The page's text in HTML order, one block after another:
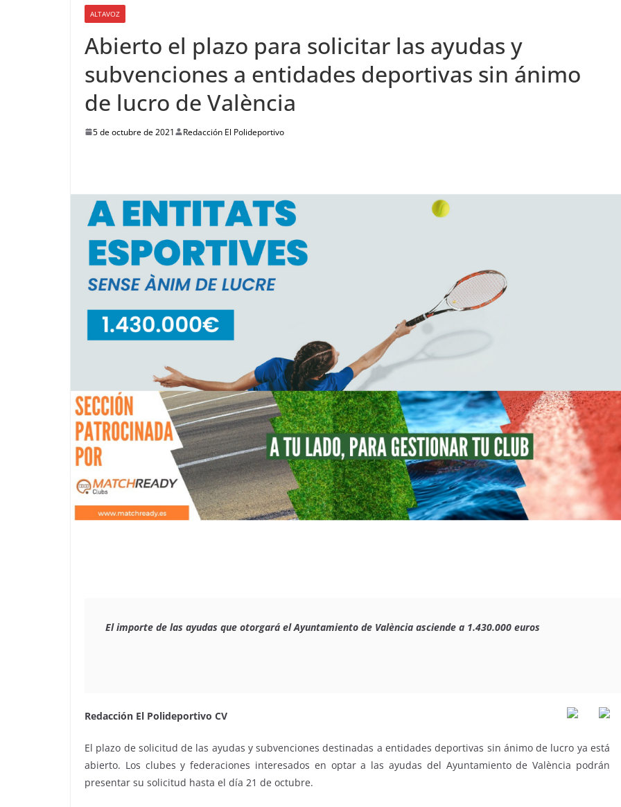
ALTAVOZ
Abierto el plazo para solicitar las ayudas y
subvenciones a entidades deportivas sin ánimo
de lucro de València
5 de octubre de 2021 Redacción El Polideportivo
El importe de las ayudas que otorgará el Ayuntamiento de València asciende a 1.430.000 euros
Redacción El Polideportivo CV
El plazo de solicitud de las ayudas y subvenciones destinadas a entidades deportivas sin ánimo de lucro ya está
abierto. Los clubes y federaciones interesados en optar a las ayudas del Ayuntamiento de València podrán
presentar su solicitud hasta el día 21 de octubre.